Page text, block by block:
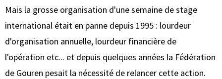
Mais la grosse organisation d'une semaine de stage
international était en panne depuis 1995 : lourdeur
d'organisation annuelle, lourdeur financière de
l'opération etc... et depuis quelques années la Fédération
de Gouren pesait la nécessité de relancer cette action.